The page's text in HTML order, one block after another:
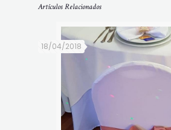
Artículos Relacionados
18/04/2018